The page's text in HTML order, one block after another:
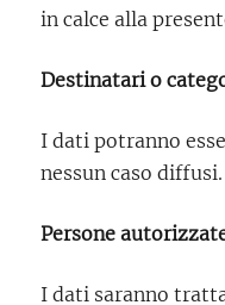
in calce alla
Destinatari o
I dati potranno
nessun caso diffusi.
Persone
I dati saranno